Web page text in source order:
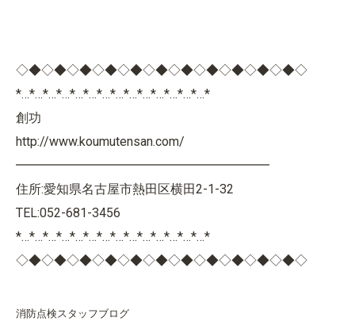
◇◆◇◆◇◆◇◆◇◆◇◆◇◆◇◆◇◆◇◆◇◆◇
*…*…*…*…*…*…*…*…*…*…*…*…*…*…*
創功
http://www.koumutensan.com/
━━━━━━━━━━━━━━━━━━━━
住所:愛知県名古屋市熱田区横田2-1-32
TEL:052-681-3456
*…*…*…*…*…*…*…*…*…*…*…*…*…*…*
◇◆◇◆◇◆◇◆◇◆◇◆◇◆◇◆◇◆◇◆◇◆◇
消防点検スタッフブログ